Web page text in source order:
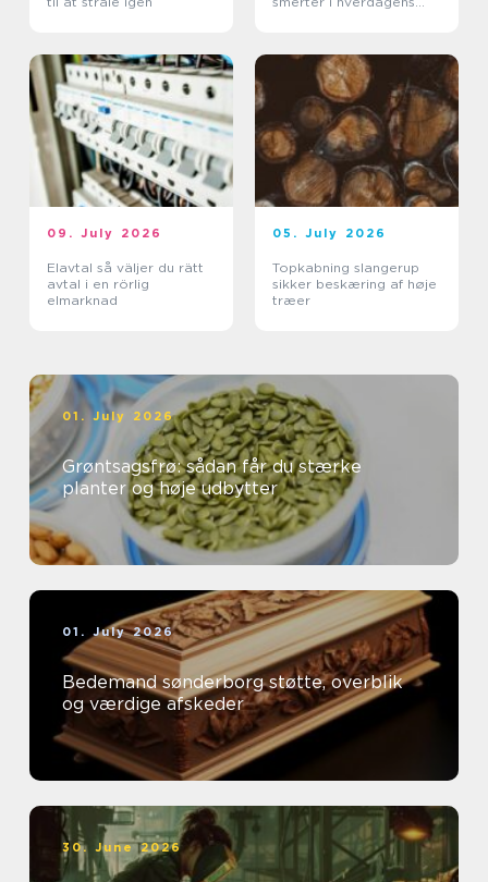
09. July 2026
Elavtal så väljer du rätt
avtal i en rörlig
elmarknad
05. July 2026
Topkabning slangerup
sikker beskæring af høje
træer
01. July 2026
Grøntsagsfrø: sådan får du stærke
planter og høje udbytter
01. July 2026
Bedemand sønderborg støtte, overblik
og værdige afskeder
30. June 2026